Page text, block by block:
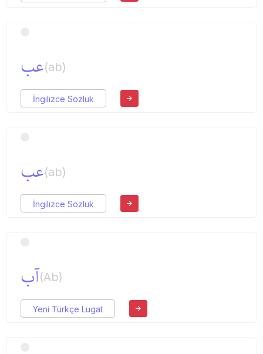
عب(ab)
İngilizce Sözlük
عب(ab)
İngilizce Sözlük
آب(Ab)
Yeni Türkçe Lugat